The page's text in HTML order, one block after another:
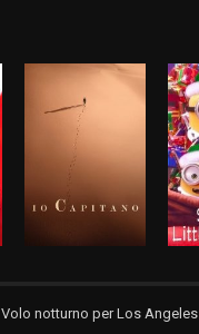
Volo notturno per Los Angeles